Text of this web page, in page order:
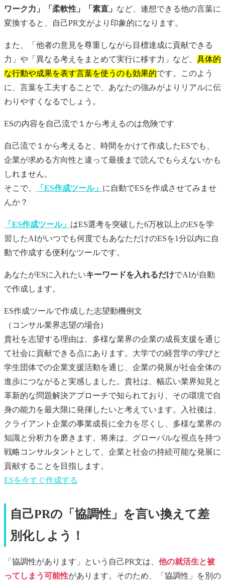
ワーク力」「柔軟性」「素直」 など、連想できる他の言葉に
変換すると、自己PR文がより印象的になります。
また、「他者の意見を尊重しながら目標達成に貢献できる
力」や「異なる考えをまとめて実行に移す力」など、 具体的
な行動や成果を表す言葉を使うのも効果的です。このよう
に、言葉を工夫することで、あなたの強みがよりリアルに伝
わりやすくなるでしょう。
ESの内容を自己流で１から考えるのは危険です
自己流で１から考えると、時間をかけて作成したESでも、
企業が求める方向性と違って最後まで読んでもらえないかも
しれません。
そこで、
「ES作成ツール」 に自動でESを作成させてみませ
んか？
「ES作成ツール」 はES選考を突破した6万枚以上のESを学
習したAIがいつでも何度でもあなただけのESを1分以内に自
動で作成する便利なツールです。
あなたがESに入れたいキーワードを入れるだけでAIが自動
で作成します。
ES作成ツールで作成した志望動機例文
（コンサル業界志望の場合)
貴社を志望する理由は、多様な業界の企業の成長支援を通じ
て社会に貢献できる点にあります。大学での経営学の学びと
学生団体での企業支援活動を通じ、企業の発展が社会全体の
進歩につながると実感しました。貴社は、幅広い業界知見と
革新的な問題解決アプローチで知られており、その環境で自
身の能力を最大限に発揮したいと考えています。入社後は、
クライアント企業の事業成長に全力を尽くし、多様な業界の
知識と分析力を磨きます。将来は、グローバルな視点を持つ
戦略コンサルタントとして、企業と社会の持続可能な発展に
貢献することを目指します。
ESを今すぐ作成する
自己PRの「協調性」を言い換えて差
別化しよう！
「協調性があります」という自己PR文は、 他の就活生と被
ってしまう可能性があります。そのため、「協調性」を別の